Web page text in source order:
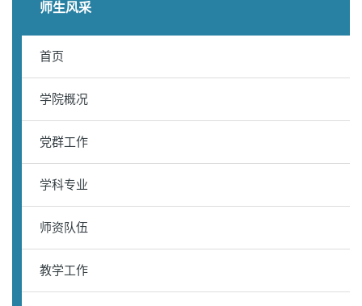
师生风采
首页
学院概况
党群工作
学科专业
师资队伍
教学工作